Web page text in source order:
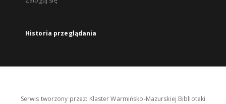
Historia przeglądania
Serwis tworzony przez: Klaster Warmińsko-Mazurskiej Biblioteki